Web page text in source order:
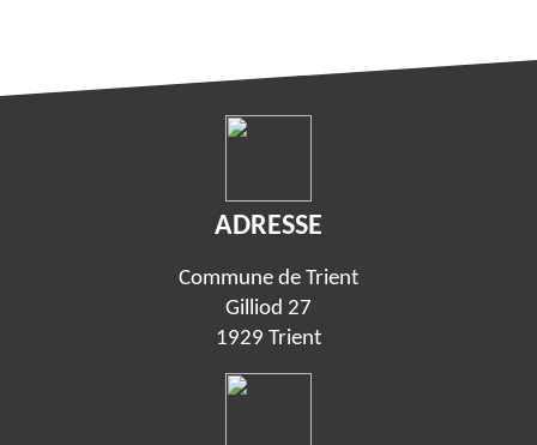
ADRESSE
Commune de Trient
Gilliod 27
1929 Trient